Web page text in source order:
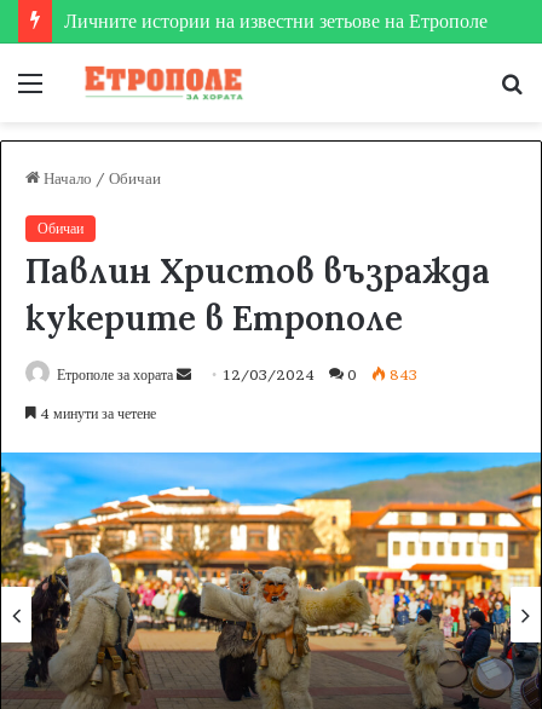
Етрополе затвърди мястото си на футболната карта
Меню
Начало / Обичаи
Обичаи
Павлин Христов възражда
кукерите в Етрополе
Етрополе за хората
a
n
e
m
i
12/03/2024 0 843
4 минути за четене